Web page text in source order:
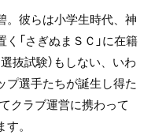
。彼らは小学生時代、神
「さぎぬまＳＣ」に在籍
抜試験）もしない、いわ
プ選手たちが誕生し得た
クラブ運営に携わって
。